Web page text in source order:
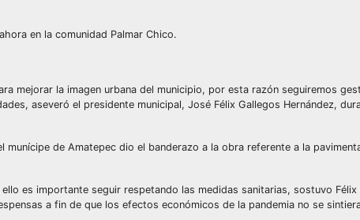
en la comunidad Palmar Chico.
mejorar la imagen urbana del municipio, por esta razón seguiremos
aseveró el presidente municipal, José Félix Gallegos Hernández,
de Amatepec dio el banderazo a la obra referente a la
es importante seguir respetando las medidas sanitarias, sostuvo Félix
a fin de que los efectos económicos de la pandemia no se